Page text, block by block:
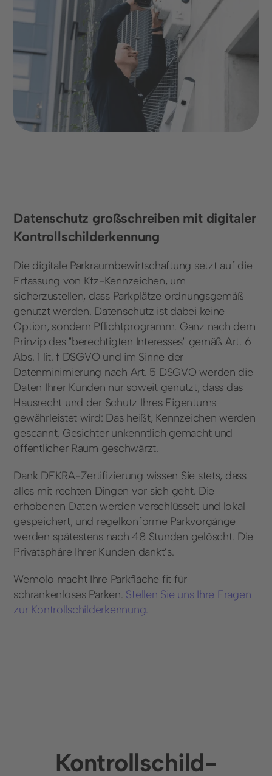
Datenschutz großschreiben mit digitaler
Kontrollschilderkennung
Die digitale Parkraumbewirtschaftung setzt auf die
Erfassung von Kfz-Kennzeichen, um
sicherzustellen, dass Parkplätze ordnungsgemäß
genutzt werden. Datenschutz ist dabei keine
Option, sondern Pflichtprogramm. Ganz nach dem
Prinzip des "berechtigten Interesses" gemäß Art. 6
Abs. 1 lit. f DSGVO und im Sinne der
Datenminimierung nach Art. 5 DSGVO werden die
Daten Ihrer Kunden nur soweit genutzt, dass das
Hausrecht und der Schutz Ihres Eigentums
gewährleistet wird: Das heißt, Kennzeichen werden
gescannt, Gesichter unkenntlich gemacht und
öffentlicher Raum geschwärzt.
Dank DEKRA-Zertifizierung wissen Sie stets, dass
alles mit rechten Dingen vor sich geht. Die
erhobenen Daten werden verschlüsselt und lokal
gespeichert, und regelkonforme Parkvorgänge
werden spätestens nach 48 Stunden gelöscht. Die
Privatsphäre Ihrer Kunden dankt’s.
Wemolo macht Ihre Parkfläche fit für
schrankenloses Parken. Stellen Sie uns Ihre Fragen
zur Kontrollschilderkennung.
Kontrollschild-